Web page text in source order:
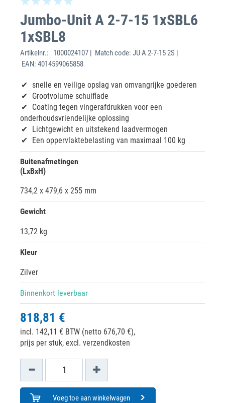
Jumbo-Unit A 2-7-15 1xSBL6
1xSBL8
Artikelnr.:
1000024107 | Match code: JU A 2-7-15 2S |
EAN: 4014599065858
snelle en veilige opslag van omvangrijke goederen
Grootvolume schuiflade
Coating tegen vingerafdrukken voor een
onderhoudsvriendelijke oplossing
Lichtgewicht en uitstekend laadvermogen
Een oppervlaktebelasting van maximaal 100 kg
Buitenafmetingen
(LxBxH)
734,2 x 479,6 x 255 mm
Gewicht
13,72 kg
Kleur
Zilver
Binnenkort leverbaar
818,81 €
incl. 142,11 € BTW (netto 676,70 €),
prijs per stuk, excl. verzendkosten
Voeg toe aan winkelwagen